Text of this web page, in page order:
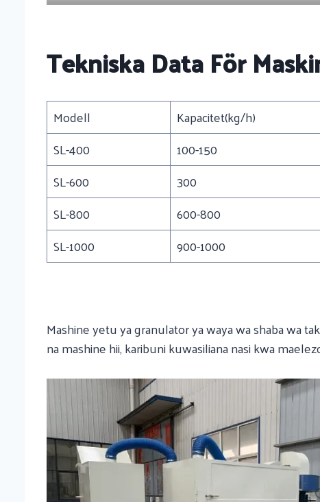
Tekniska Data För
Modell Kapacitet(kg/h)
SL-400
100-150
SL-600
300
SL-800
600-800
SL-1000
900-1000
Mashine yetu ya granulator ya waya wa shaba wa
na mashine hii, karibuni kuwasiliana nasi kwa